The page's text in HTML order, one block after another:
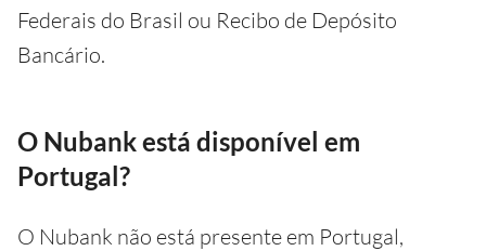
Federais do Brasil ou Recibo de Depósito
Bancário.
O Nubank está disponível em
Portugal?
O Nubank não está presente em Portugal,